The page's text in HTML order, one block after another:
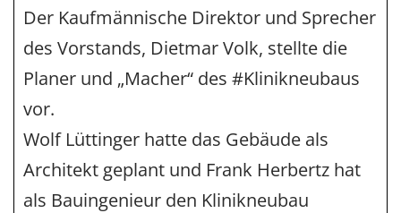
Der Kaufmännische Direktor und Sprecher
des Vorstands, Dietmar Volk, stellte die
Planer und „Macher“ des #Klinikneubaus
vor.
Wolf Lüttinger hatte das Gebäude als
Architekt geplant und Frank Herbertz hat
als Bauingenieur den Klinikneubau